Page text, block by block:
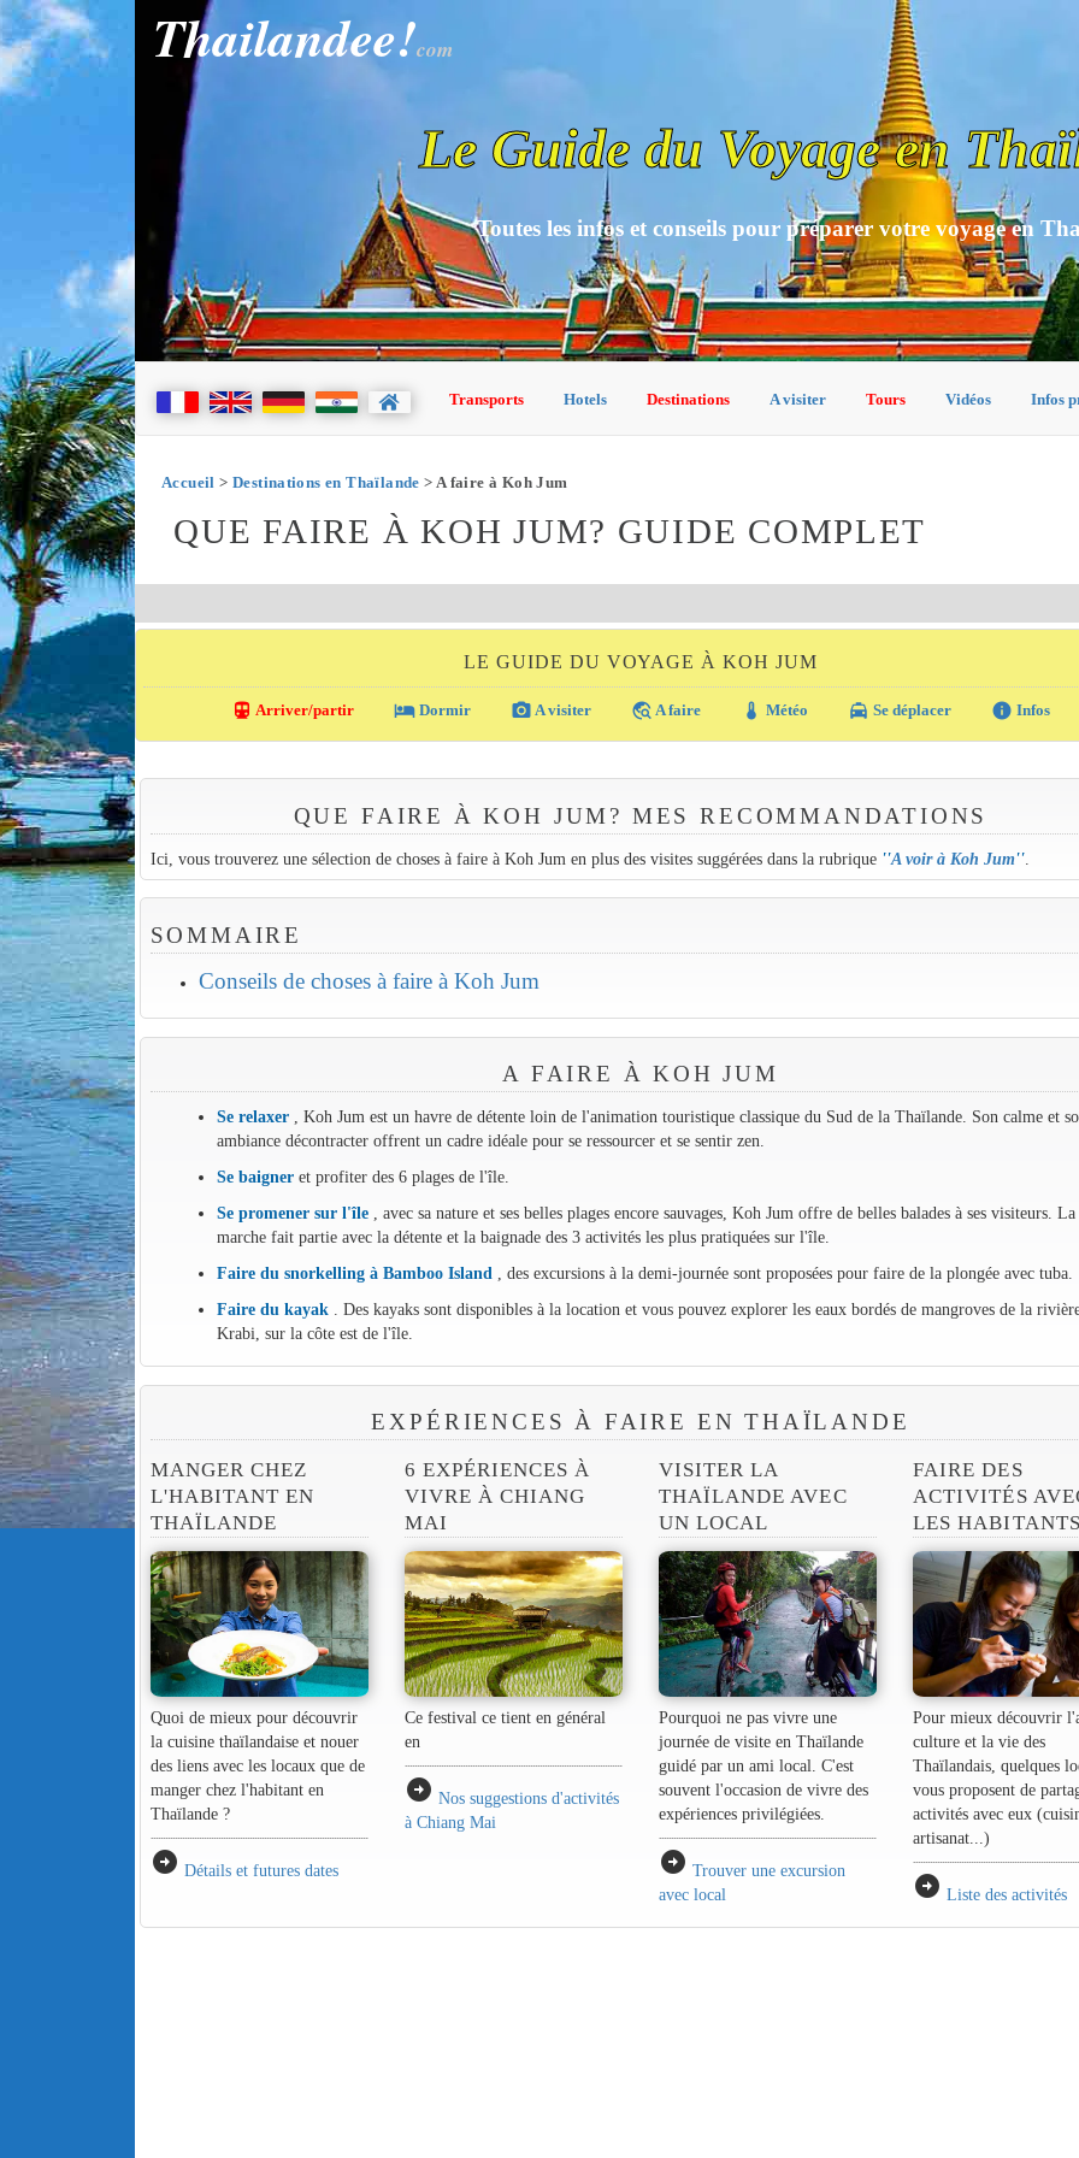
Thailandee!com
Le Guide du Voyage en
Toutes les infos et conseils pour préparer votre voyage en
Transports Hotels Destinations A visiter Tours Vidéos Infos
Accueil > Destinations en Thaïlande > A faire à Koh Jum
QUE FAIRE À KOH JUM? GUIDE COMPLET
LE GUIDE DU VOYAGE À KOH JUM
directions_transit Arriver/partir local_hotel Dormir photo_camera A visiter travel_explore A faire thermostat Météo local_taxi Se déplacer info Infos
QUE FAIRE À KOH JUM? MES RECOMMANDATIONS
Ici, vous trouverez une sélection de choses à faire à Koh Jum en plus des visites suggérées dans la rubrique ''A voir à Koh Jum''.
SOMMAIRE
Conseils de choses à faire à Koh Jum
A FAIRE À KOH JUM
Se relaxer, Koh Jum est un havre de détente loin de l'animation touristique classique du Sud de la Thaïlande. Son calme et
ambiance décontracter offrent un cadre idéale pour se ressourcer et se sentir zen.
Se baigneret profiter des 6 plages de l'île.
Se promener sur l'île, avec sa nature et ses belles plages encore sauvages, Koh Jum offre de belles balades à ses visiteurs. La
marche fait partie avec la détente et la baignade des 3 activités les plus pratiquées sur l'île.
Faire du snorkelling à Bamboo Island, des excursions à la demi-journée sont proposées pour faire de la plongée avec tuba.
Faire du kayak. Des kayaks sont disponibles à la location et vous pouvez explorer les eaux bordés de mangroves de la
Krabi, sur la côte est de l'île.
EXPÉRIENCES À FAIRE EN THAÏLANDE
MANGER CHEZ
L'HABITANT EN
THAÏLANDE
Quoi de mieux pour découvrir
la cuisine thaïlandaise et nouer
des liens avec les locaux que de
manger chez l'habitant en
Thaïlande ?
arrow_circle_right Détails et futures dates
6 EXPÉRIENCES À
VIVRE À CHIANG
MAI
Ce festival ce tient en général
en
arrow_circle_right Nos suggestions d'activités
à Chiang Mai
VISITER LA
THAÏLANDE AVEC
UN LOCAL
Pourquoi ne pas vivre une
journée de visite en Thaïlande
guidé par un ami local. C'est
souvent l'occasion de vivre des
expériences privilégiées.
arrow_circle_right Trouver une excursion
avec local
FAIRE DES
ACTIVITÉS
LES HABITANTS
Pour mieux découvrir
culture et la vie des
Thaïlandais, quelques
vous proposent de
activités avec eux
artisanat...)
arrow_circle_right Liste des activités